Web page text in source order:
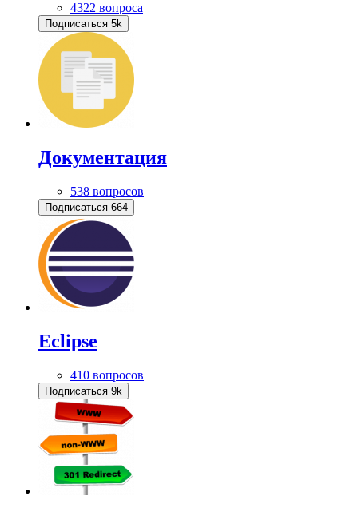
4322 вопроса
Подписаться 5k
Документация
538 вопросов
Подписаться 664
Eclipse
410 вопросов
Подписаться 9k